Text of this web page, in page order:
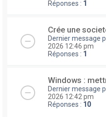
Réponses : 1
Crée une
Dernier message
2026 12:46 pm
Réponses : 1
Windows :
Dernier message
2026 12:42 pm
Réponses : 10